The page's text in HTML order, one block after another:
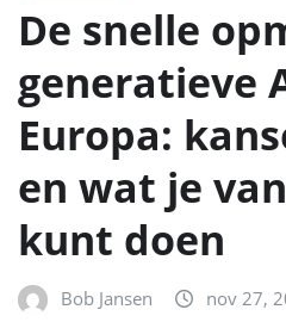
De snelle
generatieve
Europa:
en wat je
kunt doen
Bob Jansen nov 27,